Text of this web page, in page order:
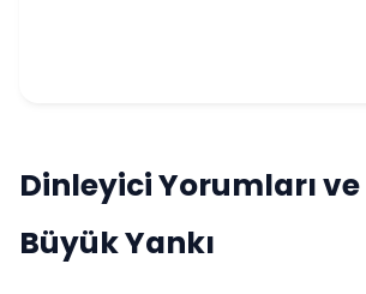
Dinleyici Yorumları
Büyük Yankı